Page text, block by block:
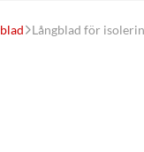
Långblad för